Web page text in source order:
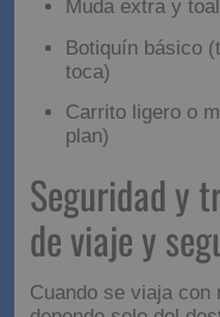
lo justo y
Menos carga, más
Agua, protector
Muda extra y
Botiquín básico
toca)
Carrito ligero o
plan)